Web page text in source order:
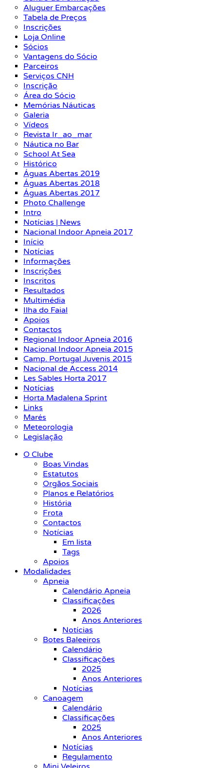
Aluguer Embarcações
Tabela de Preços
Inscrições
Loja Online
Sócios
Vantagens do Sócio
Parceiros
Serviços CNH
Inscrição
Área do Sócio
Memórias Náuticas
Galeria
Vídeos
Revista Ir_ao_mar
Náutica no Bar
School At Sea
Histórico
Águas Abertas 2019
Águas Abertas 2018
Águas Abertas 2017
Photo Challenge
Intro
Notícias | News
Nacional Indoor Apneia 2017
Início
Notícias
Informações
Inscrições
Inscritos
Resultados
Multimédia
Ilha do Faial
Apoios
Contactos
Regional Indoor Apneia 2016
Nacional Indoor Apneia 2015
Camp. Portugal Juvenis 2015
Nacional de Access 2014
Les Sables Horta 2017
Notícias
Horta Madalena Sprint
Links
Marés
Meteorologia
Legislação
O Clube
Boas Vindas
Estatutos
Orgãos Sociais
Planos e Relatórios
História
Frota
Contactos
Notícias
Em lista
Tags
Apoios
Modalidades
Apneia
Calendário Apneia
Classificações
2026
Anos Anteriores
Notícias
Botes Baleeiros
Calendário
Classificações
2025
Anos Anteriores
Notícias
Canoagem
Calendário
Classificações
2025
Anos Anteriores
Notícias
Regulamento